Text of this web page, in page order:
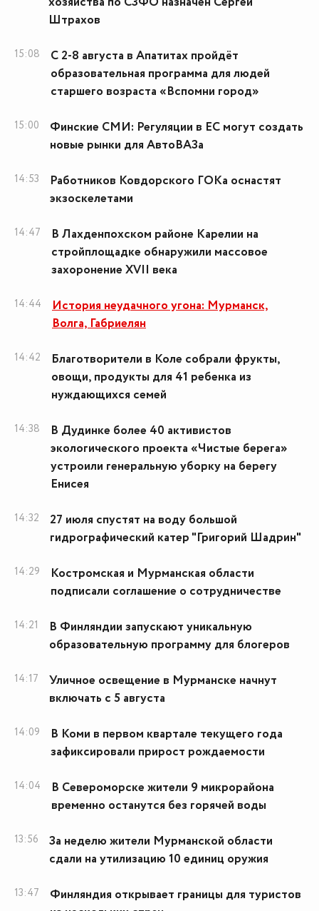
Штрахов
15:08
С 2-8 августа в Апатитах пройдёт
образовательная программа для людей
старшего возраста «Вспомни город»
15:00
Финские СМИ: Регуляции в ЕС могут создать
новые рынки для АвтоВАЗа
14:53
Работников Ковдорского ГОКа оснастят
экзоскелетами
14:47
В Лахденпохском районе Карелии на
стройплощадке обнаружили массовое
захоронение XVII века
14:44
История неудачного угона: Мурманск,
Волга, Габриелян
14:42
Благотворители в Коле собрали фрукты,
овощи, продукты для 41 ребенка из
нуждающихся семей
14:38
В Дудинке более 40 активистов
экологического проекта «Чистые берега»
устроили генеральную уборку на берегу
Енисея
14:32
27 июля спустят на воду большой
гидрографический катер "Григорий Шадрин"
14:29
Костромская и Мурманская области
подписали соглашение о сотрудничестве
14:21
В Финляндии запускают уникальную
образовательную программу для блогеров
14:17
Уличное освещение в Мурманске начнут
включать с 5 августа
14:09
В Коми в первом квартале текущего года
зафиксировали прирост рождаемости
14:04
В Североморске жители 9 микрорайона
временно останутся без горячей воды
13:56
За неделю жители Мурманской области
сдали на утилизацию 10 единиц оружия
13:47
Финляндия открывает границы для туристов